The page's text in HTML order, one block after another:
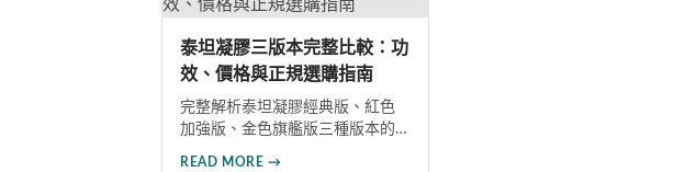
泰坦凝膠三版本完整比較：功
效、價格與正規選購指南
完整解析泰坦凝膠經典版、紅色
加強版、金色旗艦版三種版本的
READ MORE →